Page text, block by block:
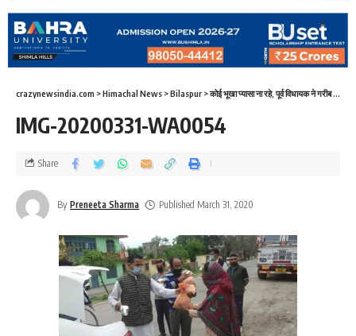
crazynewsindia.com >Himachal News >Bilaspur >कोई भूखा प्यासा ना रहे, पूर्व विधायक ने गरीब लोगों की मदद के लिए दिन-रात सेवा लगाई
IMG-20200331-WA0054
By Preneeta Sharma Published March 31, 2020
Share